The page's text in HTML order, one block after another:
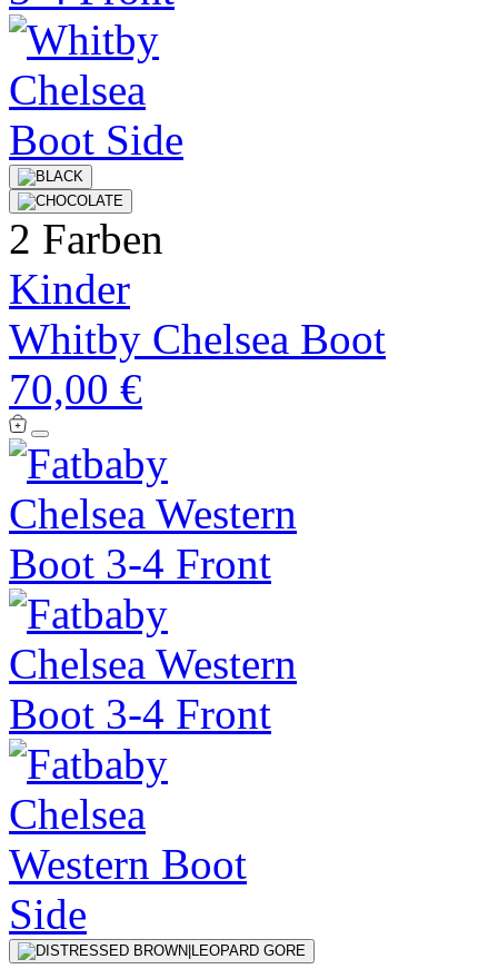
2 Farben
Kinder
Whitby Chelsea Boot
70,00 €